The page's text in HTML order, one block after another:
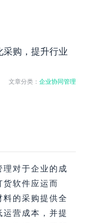
采购，提升行业
文章分类：企业协同管理
理对于企业的成
货软件应运而
的采购提供全
营成本，并提